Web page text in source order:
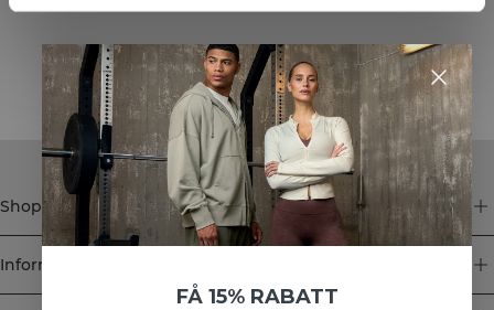
STYLE WITH
Shop
Informasjon
FÅ 15% RABATT